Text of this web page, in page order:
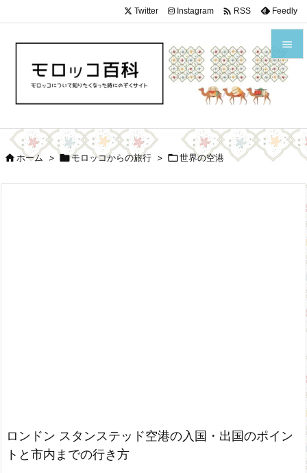



前へ
Twitter Instagram  RSS Feedly
ホーム > モロッコからの旅行 > 世界の空港
ロンドン スタンステッド空港の入国・出国のポイン
トと市内までの行き方